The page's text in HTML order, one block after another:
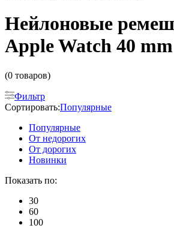
Нейлоновые
Apple Watch 40
(0 товаров)
Фильтр
Сортировать:Популярные
Популярные
От недорогих
От дорогих
Новинки
Показать по:
30
60
100